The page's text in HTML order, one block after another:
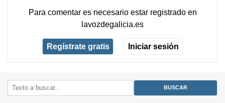
Para comentar es necesario estar registradoen
lavozdegalicia.es
Regístrate gratis Iniciar sesión